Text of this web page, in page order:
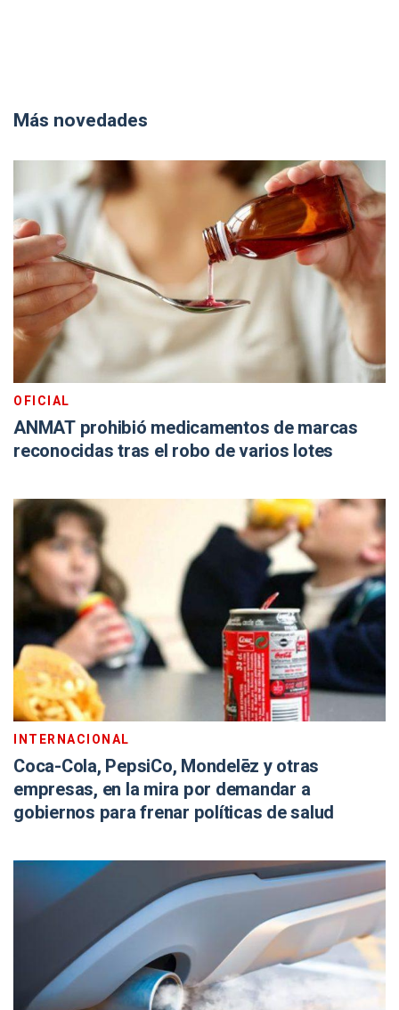
Más novedades
OFICIAL
ANMAT prohibió medicamentos de marcas
reconocidas tras el robo de varios lotes
INTERNACIONAL
Coca-Cola, PepsiCo, Mondelēz y otras
empresas, en la mira por demandar a
gobiernos para frenar políticas de salud